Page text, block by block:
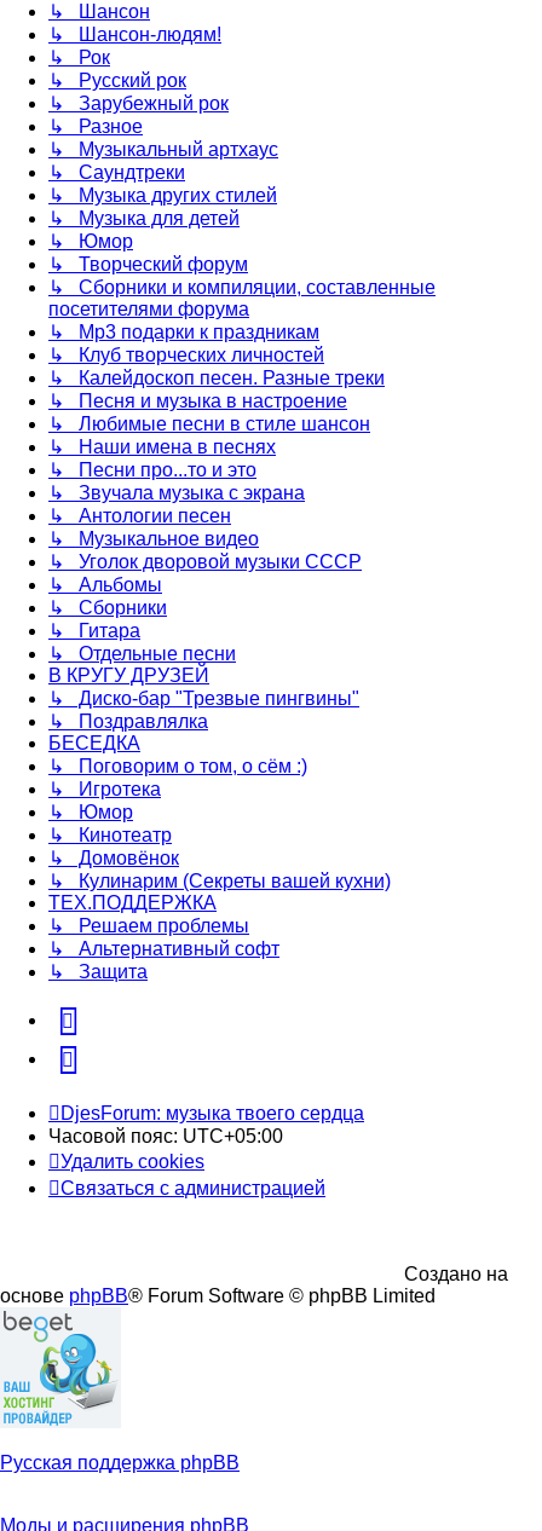
↳ Шансон
↳ Шансон-людям!
↳ Рок
↳ Русский рок
↳ Зарубежный рок
↳ Разное
↳ Музыкальный артхаус
↳ Саундтреки
↳ Музыка других стилей
↳ Музыка для детей
↳ Юмор
↳ Творческий форум
↳ Сборники и компиляции, составленные
посетителями форума
↳ Mp3 подарки к праздникам
↳ Клуб творческих личностей
↳ Калейдоскоп песен. Разные треки
↳ Песня и музыка в настроение
↳ Любимые песни в стиле шансон
↳ Наши имена в песнях
↳ Песни про...то и это
↳ Звучала музыка с экрана
↳ Антологии песен
↳ Музыкальное видео
↳ Уголок дворовой музыки СССР
↳ Альбомы
↳ Сборники
↳ Гитара
↳ Отдельные песни
В КРУГУ ДРУЗЕЙ
↳ Диско-бар "Трезвые пингвины"
↳ Поздравлялка
БЕСЕДКА
↳ Поговорим о том, о сём :)
↳ Игротека
↳ Юмор
↳ Кинотеатр
↳ Домовёнок
↳ Кулинарим (Секреты вашей кухни)
ТЕХ.ПОДДЕРЖКА
↳ Решаем проблемы
↳ Альтернативный софт
↳ Защита
vk
Telegram
DjesForum: музыка твоего сердца
Часовой пояс: UTC+05:00
Удалить cookies
Связаться с администрацией
Создано на
основе phpBB® Forum Software © phpBB Limited
Русская поддержка phpBB
Моды и расширения phpBB